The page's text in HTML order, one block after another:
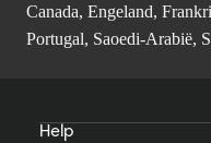
Canada, Engeland,
Portugal, Saoedi-Arabië,
Help